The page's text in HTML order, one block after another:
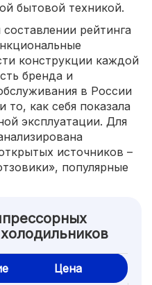
бытовой техникой.
рейтинга
конструкции каждой
бренда и
в России
то, как себя показала
эксплуатации. Для
источников –
популярные
Цена